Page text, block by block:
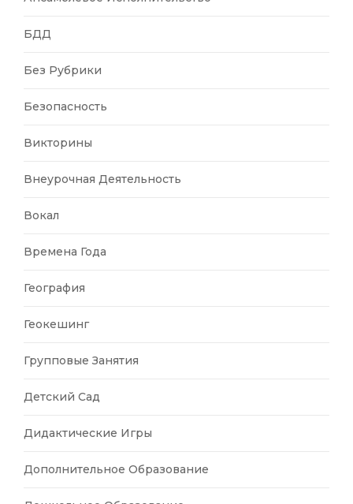
БДД
Без Рубрики
Безопасность
Викторины
Внеурочная Деятельность
Вокал
Времена Года
География
Геокешинг
Групповые Занятия
Детский Сад
Дидактические Игры
Дополнительное Образование